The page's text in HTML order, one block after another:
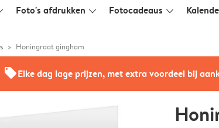
Foto's afdrukken slim_arrow_down Fotocadeaus slim_arrow_down
Honingraat gingham
offersElke dag lage prijzen, met extra voordeel bij